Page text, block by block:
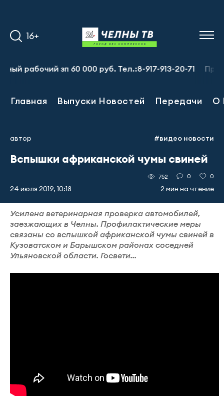
16+
зп 60 000 руб. Тел.:8-917-913-20-71
Главная Выпуски Новостей Передачи О
автор #видео новости
Вспышки африканской чумы свиней
24 июля 2019, 10:18
752 0 0
2 мин на чтение
Усилена ветеринарная проверка автомобилей,
заезжающих в Челны. Профилактические меры
связаны со вспышкой африканской чумы свиней в
Кузоватском и Барышском районах соседней
Ульяновской области. Госвети...